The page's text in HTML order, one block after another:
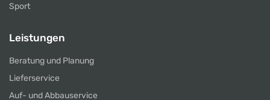
Sport
Leistungen
Beratung und Planung
Lieferservice
Auf- und Abbauservice